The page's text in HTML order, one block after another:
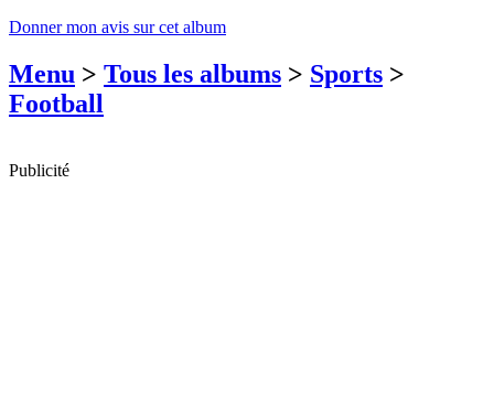
Donner mon avis sur cet album
Menu > Tous les albums > Sports >
Football
Publicité